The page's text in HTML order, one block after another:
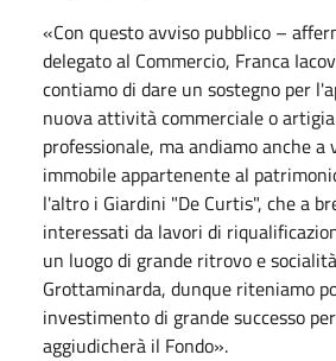
«Con questo avviso pubblico –
delegato al Commercio, Franca
contiamo di dare un sostegno per
nuova attività commerciale o
professionale, ma andiamo anche a
immobile appartenente al
l'altro i Giardini "De Curtis", che a
interessati da lavori di
un luogo di grande ritrovo e
Grottaminarda, dunque riteniamo
investimento di grande successo
aggiudicherà il Fondo».